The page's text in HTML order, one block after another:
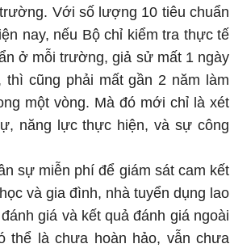
Với số lượng 10 tiêu chuẩn
nay, nếu Bộ chỉ kiểm tra thực tế
ở mỗi trường, giả sử mất 1 ngày
thì cũng phải mất gần 2 năm làm
một vòng. Mà đó mới chỉ là xét
năng lực thực hiện, và sự công
sự miễn phí để giám sát cam kết
và gia đình, nhà tuyển dụng lao
giá và kết quả đánh giá ngoài
thể là chưa hoàn hảo, vẫn chưa